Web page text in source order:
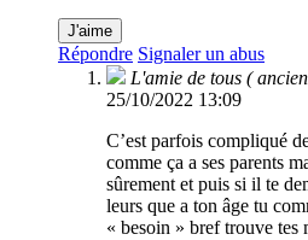
J'aime
Répondre Signaler un abus
L'amie de tous (
25/10/2022 13:09
C’est parfois compliqué
comme ça a ses parents
sûrement et puis si il te
leurs que a ton âge tu
« besoin » bref trouve tes